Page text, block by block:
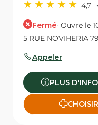
4,7
Fermé· Ouvre le
5 RUE NOVIHERIA
Appeler
PLUS D'INFO